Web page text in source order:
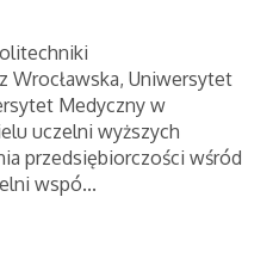
Wrocławska, Uniwersytet
Medyczny w
uczelni wyższych
przedsiębiorczości wśród
wspó...